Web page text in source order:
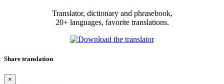
Translator, dictionary and phrasebook,
20+ languages, favorite translations.
Share translation
×